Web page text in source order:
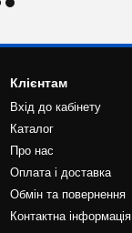
Клієнтам
Вхід до кабінету
Каталог
Про нас
Оплата і доставка
Обмін та повернення
Контактна інформація